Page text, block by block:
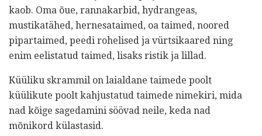
kaob. Oma õue, rannakarbid, hydrangeas,
mustikatähed, hernesataimed, oa taimed, noored
pipartaimed, peedi rohelised ja vürtsikaared ning
enim eelistatud taimed, lisaks ristik ja lillad.
Küüliku skrammil on laialdane taimede poolt
küülikute poolt kahjustatud taimede nimekiri, mida
nad kõige sagedamini söövad neile, keda nad
mõnikord külastasid.